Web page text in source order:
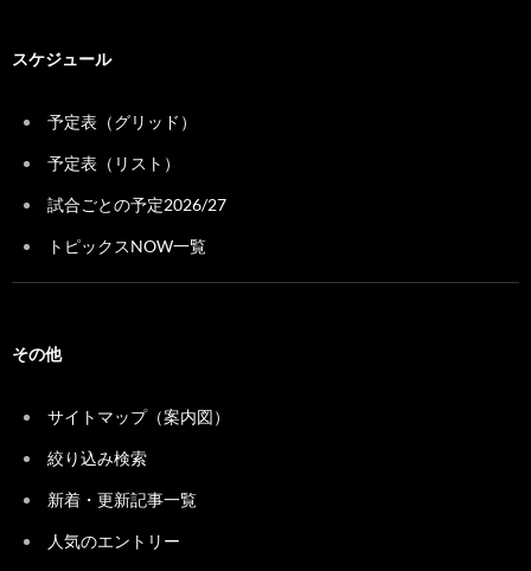
スケジュール
予定表（グリッド）
予定表（リスト）
試合ごとの予定2026/27
トピックスNOW一覧
その他
サイトマップ（案内図）
絞り込み検索
新着・更新記事一覧
人気のエントリー